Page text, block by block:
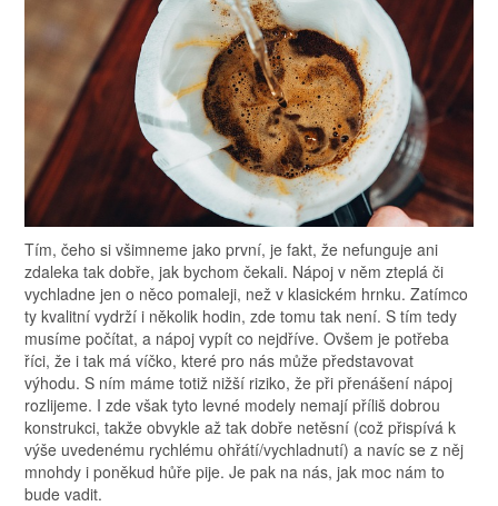
Tím, čeho si všimneme jako první, je fakt, že nefunguje ani
zdaleka tak dobře, jak bychom čekali. Nápoj v něm zteplá či
vychladne jen o něco pomaleji, než v klasickém hrnku. Zatímco
ty kvalitní vydrží i několik hodin, zde tomu tak není. S tím tedy
musíme počítat, a nápoj vypít co nejdříve.Ovšem je potřeba
říci, že i tak má víčko, které pro nás může představovat
výhodu. S ním máme totiž nižší riziko, že při přenášení nápoj
rozlijeme. I zde však tyto levné modely nemají příliš dobrou
konstrukci, takže obvykle až tak dobře netěsní (což přispívá k
výše uvedenému rychlému ohřátí/vychladnutí) a navíc se z něj
mnohdy i poněkud hůře pije. Je pak na nás, jak moc nám to
bude vadit.